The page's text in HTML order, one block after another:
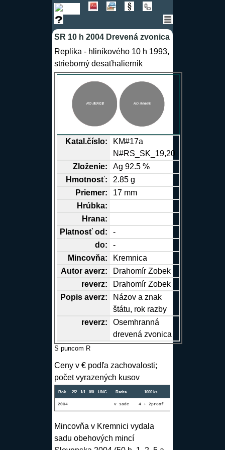
SR 10 h 2004 Drevená zvonica
Replika - hliníkového 10 h 1993,
strieborný desaťhaliernik
Katal.číslo:
KM#17a
N#RS_SK_19,20
Zloženie:
Ag 92.5 %
Hmotnosť:
2.85 g
Priemer:
17 mm
Hrúbka:
Hrana:
Platnosť od:
-
do:
-
Mincovňa:
Kremnica
Autor averz:
Drahomír Zobek
reverz:
Drahomír Zobek
Popis averz:
Názov a znak
štátu, rok razby
reverz:
Osemhranná
drevená zvonica
S puncom R
Ceny v € podľa zachovalosti;
počet vyrazených kusov
Rok 2/2 1/1 0/0 UNC Rarita 1000 ks
2004 v sade 4 + 2proof
Mincovňa v Kremnici vydala
sadu obehových mincí